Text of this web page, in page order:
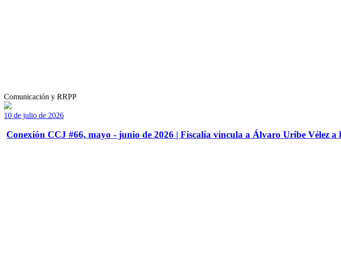
Comunicación y RRPP
10 de julio de 2026
Conexión CCJ #66, mayo - junio de 2026 | Fiscalía vincula a Álvaro Uribe Vélez